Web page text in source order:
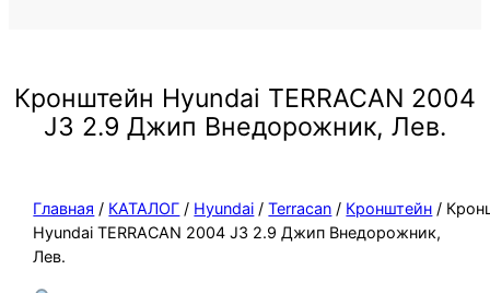
Кронштейн Hyundai TERRACAN 2004
J3 2.9 Джип Внедорожник, Лев.
Главная / КАТАЛОГ / Hyundai /Terracan / Кронштейн /
Hyundai TERRACAN 2004 J3 2.9 Джип Внедорожник,
Лев.